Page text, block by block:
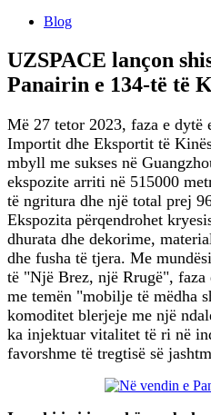
Blog
UZSPACE lançon
Panairin e 134-të të
Më 27 tetor 2023, faza e dytë
Importit dhe Eksportit të
mbyll me sukses në
ekspozite arriti në 515000
të ngritura dhe një total prej
Ekspozita përqendrohet
dhurata dhe dekorime,
dhe fusha të tjera. Me
të "Një Brez, një Rrugë",
me temën "mobilje të mëdha
komoditet blerjeje me një
ka injektuar vitalitet të ri në
favorshme të tregtisë së